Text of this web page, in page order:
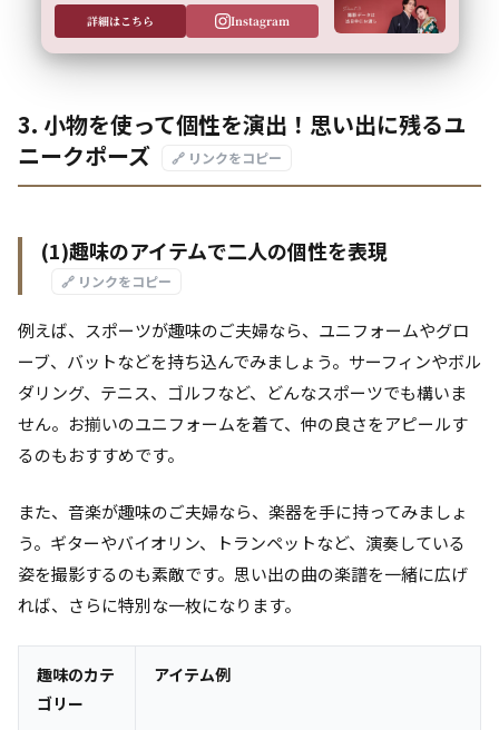
詳細はこちら
Instagram
3. 小物を使って個性を演出！思い出に残るユ
ニークポーズ
🔗 リンクをコピー
(1)趣味のアイテムで二人の個性を表現
🔗 リンクをコピー
例えば、スポーツが趣味のご夫婦なら、ユニフォームやグロ
ーブ、バットなどを持ち込んでみましょう。サーフィンやボル
ダリング、テニス、ゴルフなど、どんなスポーツでも構いま
せん。お揃いのユニフォームを着て、仲の良さをアピールす
るのもおすすめです。
また、音楽が趣味のご夫婦なら、楽器を手に持ってみましょ
う。ギターやバイオリン、トランペットなど、演奏している
姿を撮影するのも素敵です。思い出の曲の楽譜を一緒に広げ
れば、さらに特別な一枚になります。
趣味のカテ
ゴリー
アイテム例